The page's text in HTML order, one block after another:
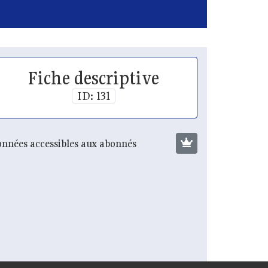
Fiche descriptive
ID: 131
accessibles aux abonnés